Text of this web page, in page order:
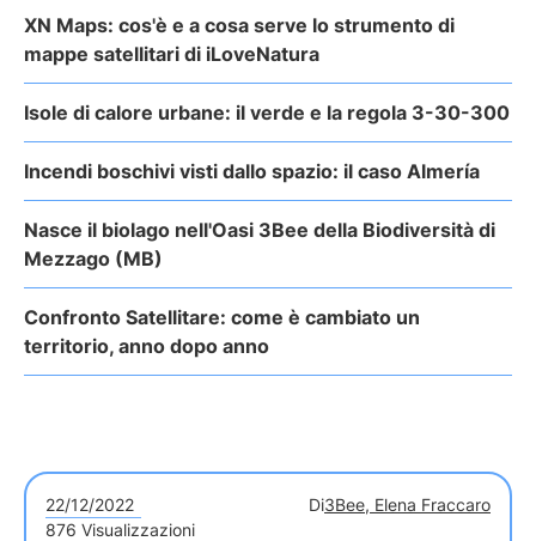
XN Maps: cos'è e a cosa serve lo strumento di
mappe satellitari di iLoveNatura
Isole di calore urbane: il verde e la regola 3-30-300
Incendi boschivi visti dallo spazio: il caso Almería
Nasce il biolago nell'Oasi 3Bee della Biodiversità di
Mezzago (MB)
Confronto Satellitare: come è cambiato un
territorio, anno dopo anno
22/12/2022 Di3Bee, Elena Fraccaro
876 Visualizzazioni